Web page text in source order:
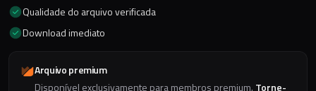
Qualidade do arquivo verificada
Download imediato
Arquivo premium
Disponível exclusivamente para membros premium. Torne-